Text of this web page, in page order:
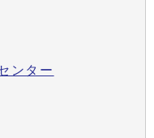
ンター